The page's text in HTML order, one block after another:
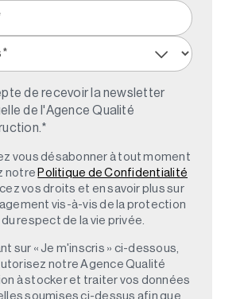
de recevoir la newsletter
de l'Agence Qualité
*
vous désabonner à tout moment
notre Politique de Confidentialité
vos droits et en savoir plus sur
vis-à-vis de la protection
respect de la vie privée.
sur « Je m'inscris » ci-dessous,
notre Agence Qualité
à stocker et traiter vos données
soumises ci-dessus afin que